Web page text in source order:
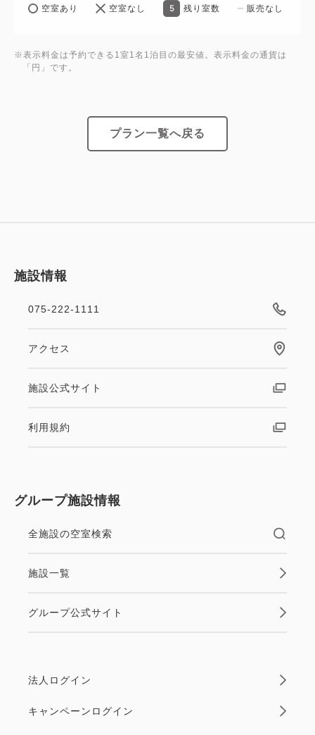
■京都らしさを感じる「和モダン風」の設え
■チェックイン14時、チェックアウト11時のゆったり
滞在
━━ご朝食━━
ルーテ）
【営業時間】6:30～10:00（最終入店9:45）
※メニューは一例となります。
ご了承ください。
・チェックイン14時～／チェックアウト11時
・当館には駐車場はございません。
・表示料金は宿泊税別になっております。現地にて宿
空室あり 空室なし 5 残り室数 販売なし
※表示料金は予約できる1室1名1泊目の最安値。表示料金の通貨は
「円」です。
プラン一覧へ戻る
施設情報
075-222-1111
アクセス
施設公式サイト
利用規約
グループ施設情報
全施設の空室検索
施設一覧
グループ公式サイト
法人ログイン
キャンペーンログイン